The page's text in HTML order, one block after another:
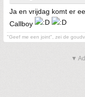
Ja en vrijdag komt er
Callboy
"Geef me een joint", zei de
▼